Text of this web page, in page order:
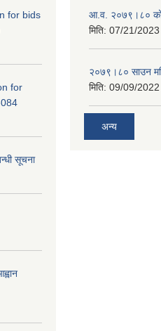
for bids
for
सूचना
आ.व. २०७९।८०
मिति: 07/21/
२०७९।८० साउन
मिति: 09/09/
अन्य